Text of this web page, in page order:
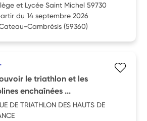
et Lycée Saint Michel 59730
du 14 septembre 2026
Cambrésis (59360)
le triathlon et les
enchaînées ...
DE TRIATHLON DES HAUTS DE